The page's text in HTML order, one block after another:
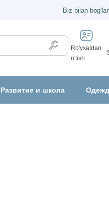
Biz bilan
Ro'yxatdan
o'tish
Развитие и школа